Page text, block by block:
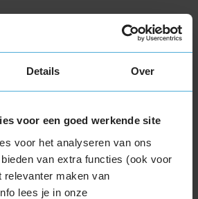
Details Over
voor een goed werkende site
voor het analyseren van ons
van extra functies (ook voor
relevanter maken van
lees je in onze